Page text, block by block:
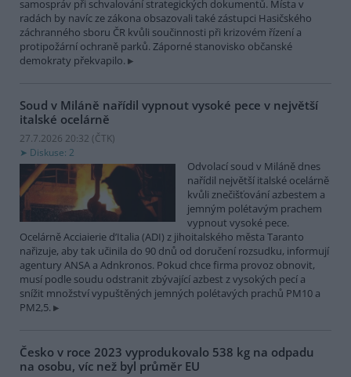
samospráv při schvalování strategických dokumentů. Místa v
radách by navíc ze zákona obsazovali také zástupci Hasičského
záchranného sboru ČR kvůli součinnosti při krizovém řízení a
protipožární ochraně parků. Záporné stanovisko občanské
demokraty překvapilo.
Soud v Miláně nařídil vypnout vysoké pece v největší
italské ocelárně
27.7.2026 20:32 (ČTK)
Diskuse: 2
Odvolací soud v Miláně dnes
nařídil největší italské ocelárně
kvůli znečišťování azbestem a
jemným polétavým prachem
vypnout vysoké pece.
Ocelárně Acciaierie d’Italia (ADI) z jihoitalského města Taranto
nařizuje, aby tak učinila do 90 dnů od doručení rozsudku, informují
agentury ANSA a Adnkronos. Pokud chce firma provoz obnovit,
musí podle soudu odstranit zbývající azbest z vysokých pecí a
snížit množství vypuštěných jemných polétavých prachů PM10 a
PM2,5.
Česko v roce 2023 vyprodukovalo 538 kg na odpadu
na osobu, víc než byl průměr EU